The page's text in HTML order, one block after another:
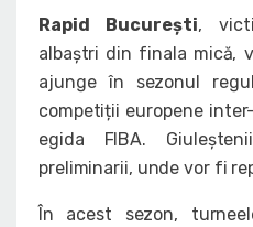
Rapid București,
albaștri din finala mică,
ajunge în sezonul
competiții europene
egida FIBA.
preliminarii, unde vor fi
În acest sezon,